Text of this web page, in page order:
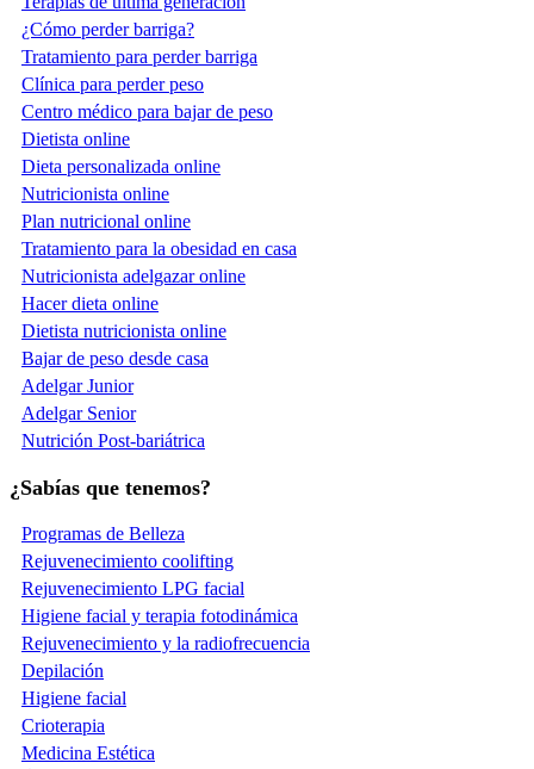
¿Cómo perder barriga?
Tratamiento para perder barriga
Clínica para perder peso
Centro médico para bajar de peso
Dietista online
Dieta personalizada online
Nutricionista online
Plan nutricional online
Tratamiento para la obesidad en casa
Nutricionista adelgazar online
Hacer dieta online
Dietista nutricionista online
Bajar de peso desde casa
Adelgar Junior
Adelgar Senior
Nutrición Post-bariátrica
¿Sabías que tenemos?
Programas de Belleza
Rejuvenecimiento coolifting
Rejuvenecimiento LPG facial
Higiene facial y terapia fotodinámica
Rejuvenecimiento y la radiofrecuencia
Depilación
Higiene facial
Crioterapia
Medicina Estética